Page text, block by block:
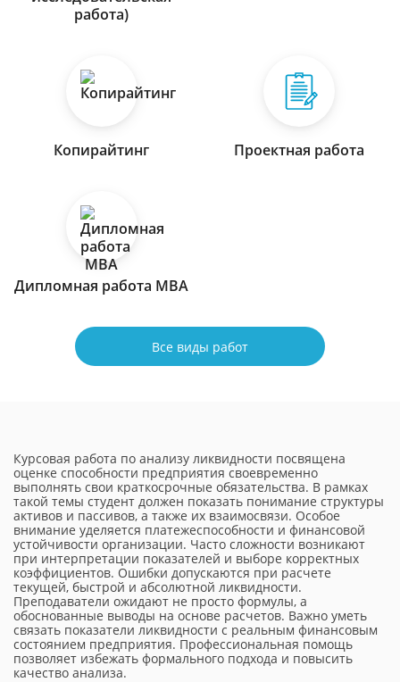
работа)
Копирайтинг Проектная работа
Дипломная работа МВА
Все виды работ
Курсовая работа по анализу ликвидности посвящена
оценке способности предприятия своевременно
выполнять свои краткосрочные обязательства. В рамках
такой темы студент должен показать понимание структуры
активов и пассивов, а также их взаимосвязи. Особое
внимание уделяется платежеспособности и финансовой
устойчивости организации. Часто сложности возникают
при интерпретации показателей и выборе корректных
коэффициентов. Ошибки допускаются при расчете
текущей, быстрой и абсолютной ликвидности.
Преподаватели ожидают не просто формулы, а
обоснованные выводы на основе расчетов. Важно уметь
связать показатели ликвидности с реальным финансовым
состоянием предприятия. Профессиональная помощь
позволяет избежать формального подхода и повысить
качество анализа.